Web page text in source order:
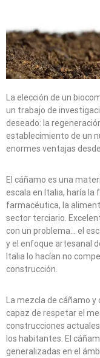
La elección de un
un trabajo de
deseado: la
establecimiento de un
enormes ventajas
El cáñamo es una
escala en Italia, haría la
farmacéutica, la
sector terciario.
con un problema… el
y el enfoque artesanal
Italia lo hacían no
construcción.
La mezcla de cáñamo
capaz de respetar el
construcciones
los habitantes. El
generalizadas en el